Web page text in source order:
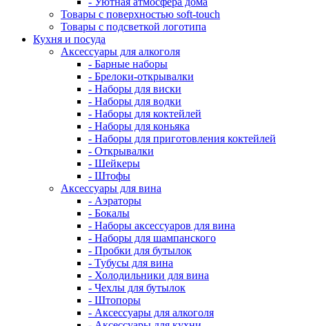
Товары с поверхностью soft-touch
Товары с подсветкой логотипа
Кухня и посуда
Аксессуары для алкоголя
- Барные наборы
- Брелоки-открывалки
- Наборы для виски
- Наборы для водки
- Наборы для коктейлей
- Наборы для коньяка
- Наборы для приготовления коктейлей
- Открывалки
- Шейкеры
- Штофы
Аксессуары для вина
- Аэраторы
- Бокалы
- Наборы аксессуаров для вина
- Наборы для шампанского
- Пробки для бутылок
- Тубусы для вина
- Холодильники для вина
- Чехлы для бутылок
- Штопоры
- Аксессуары для алкоголя